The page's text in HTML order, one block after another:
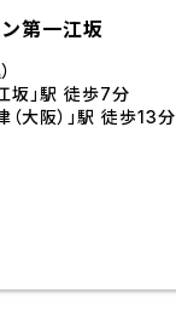
第一江坂
坂」駅 徒歩7分
大阪）」駅 徒歩13分